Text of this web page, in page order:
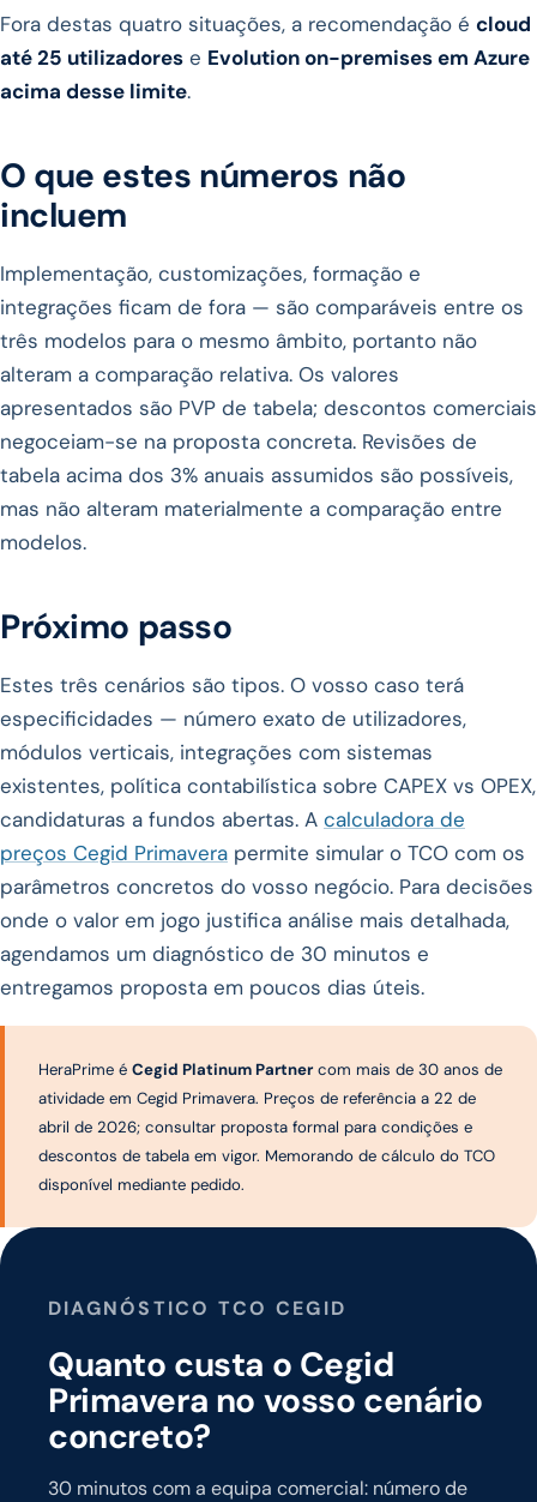
Fora destas quatro situações, a recomendação é cloud
até 25 utilizadores e Evolution on-premises em Azure
acima desse limite.
O que estes números não
incluem
Implementação, customizações, formação e
integrações ficam de fora — são comparáveis entre os
três modelos para o mesmo âmbito, portanto não
alteram a comparação relativa. Os valores
apresentados são PVP de tabela; descontos comerciais
negoceiam-se na proposta concreta. Revisões de
tabela acima dos 3% anuais assumidos são possíveis,
mas não alteram materialmente a comparação entre
modelos.
Próximo passo
Estes três cenários são tipos. O vosso caso terá
especificidades — número exato de utilizadores,
módulos verticais, integrações com sistemas
existentes, política contabilística sobre CAPEX vs OPEX,
candidaturas a fundos abertas. A calculadora de
preços Cegid Primavera permite simular o TCO com os
parâmetros concretos do vosso negócio. Para decisões
onde o valor em jogo justifica análise mais detalhada,
agendamos um diagnóstico de 30 minutos e
entregamos proposta em poucos dias úteis.
HeraPrime é Cegid Platinum Partnercom mais de 30 anos de
atividade em Cegid Primavera. Preços de referência a 22 de
abril de 2026; consultar proposta formal para condições e
descontos de tabela em vigor. Memorando de cálculo do TCO
disponível mediante pedido.
DIAGNÓSTICO TCO CEGID
Quanto custa o Cegid
Primavera no vosso cenário
concreto?
30 minutos com a equipa comercial: número de